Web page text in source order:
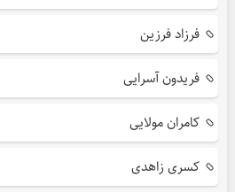
فرزاد فرزین
فریدون آسرایی
کامران مولایی
کسری زاهدی